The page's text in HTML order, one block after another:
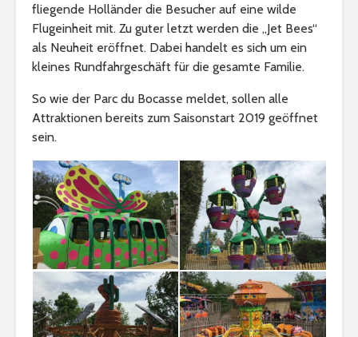
fliegende Holländer die Besucher auf eine wilde
Flugeinheit mit. Zu guter letzt werden die „Jet Bees“
als Neuheit eröffnet. Dabei handelt es sich um ein
kleines Rundfahrgeschäft für die gesamte Familie.
So wie der Parc du Bocasse meldet, sollen alle
Attraktionen bereits zum Saisonstart 2019 geöffnet
sein.